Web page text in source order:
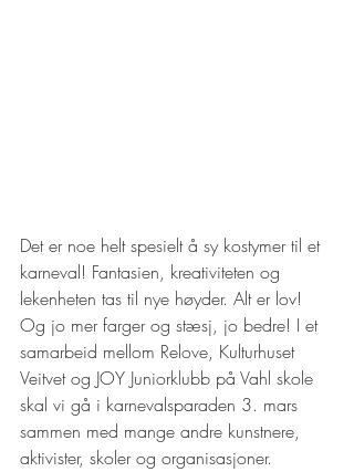
Det er noe helt spesielt å sy kostymer til et
karneval! Fantasien, kreativiteten og
lekenheten tas til nye høyder. Alt er lov!
Og jo mer farger og stæsj, jo bedre! I et
samarbeid mellom Relove, Kulturhuset
Veitvet og JOY Juniorklubb på Vahl skole
skal vi gå i karnevalsparaden 3. mars
sammen med mange andre kunstnere,
aktivister, skoler og organisasjoner.